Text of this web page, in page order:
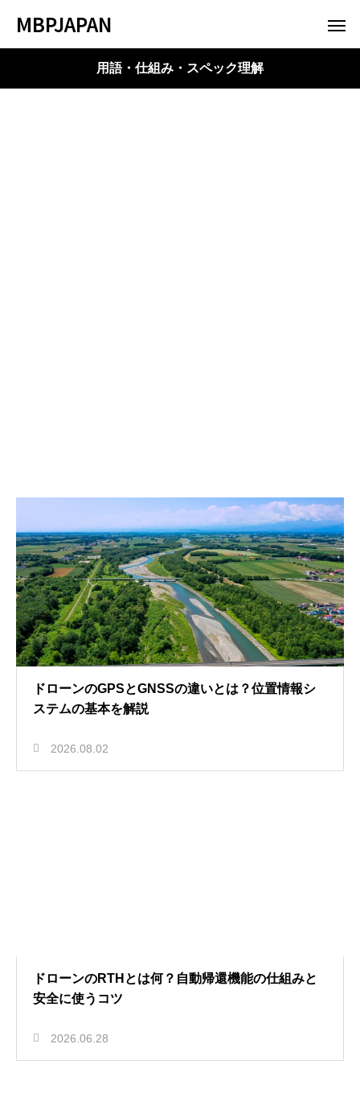
MBPJAPAN
用語・仕組み・スペック理解
ドローンのGPSとGNSSの違いとは？位置情報シ
ステムの基本を解説
2026.08.02
ドローンのRTHとは何？自動帰還機能の仕組みと
安全に使うコツ
2026.06.28